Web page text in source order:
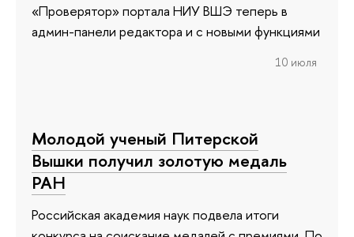
«Проверятор» портала НИУ ВШЭ теперь в
админ-панели редактора и с новыми функциями
10 июля
Молодой ученый Питерской
Вышки получил золотую медаль
РАН
Российская академия наук подвела итоги